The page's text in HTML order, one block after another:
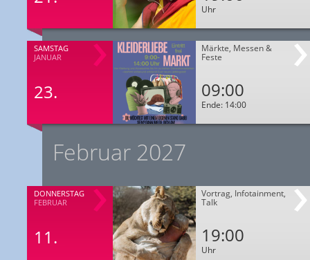
Uhr
SAMSTAG
JANUAR
23.
Märkte, Messen &
Feste
09:00
Ende: 14:00
Februar 2027
DONNERSTAG
FEBRUAR
11.
Vortrag, Infotainment,
Talk
19:00
Uhr